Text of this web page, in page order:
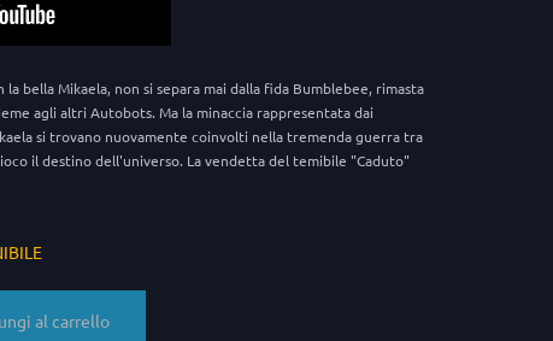
bella Mikaela, non si separa mai dalla fida Bumblebee, rimasta
agli altri Autobots. Ma la minaccia rappresentata dai
si trovano nuovamente coinvolti nella tremenda guerra tra
il destino dell'universo. La vendetta del temibile "Caduto"
al carrello